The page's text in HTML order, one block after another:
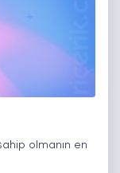
olmanın en